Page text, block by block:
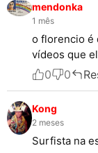
mendonka
1 mês
o florencio é
vídeos que
0 0
Kong
2 meses
Surfista na